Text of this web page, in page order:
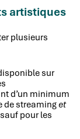
artistiques
plusieurs
sur
d’un minimum
de streaminget
pour les